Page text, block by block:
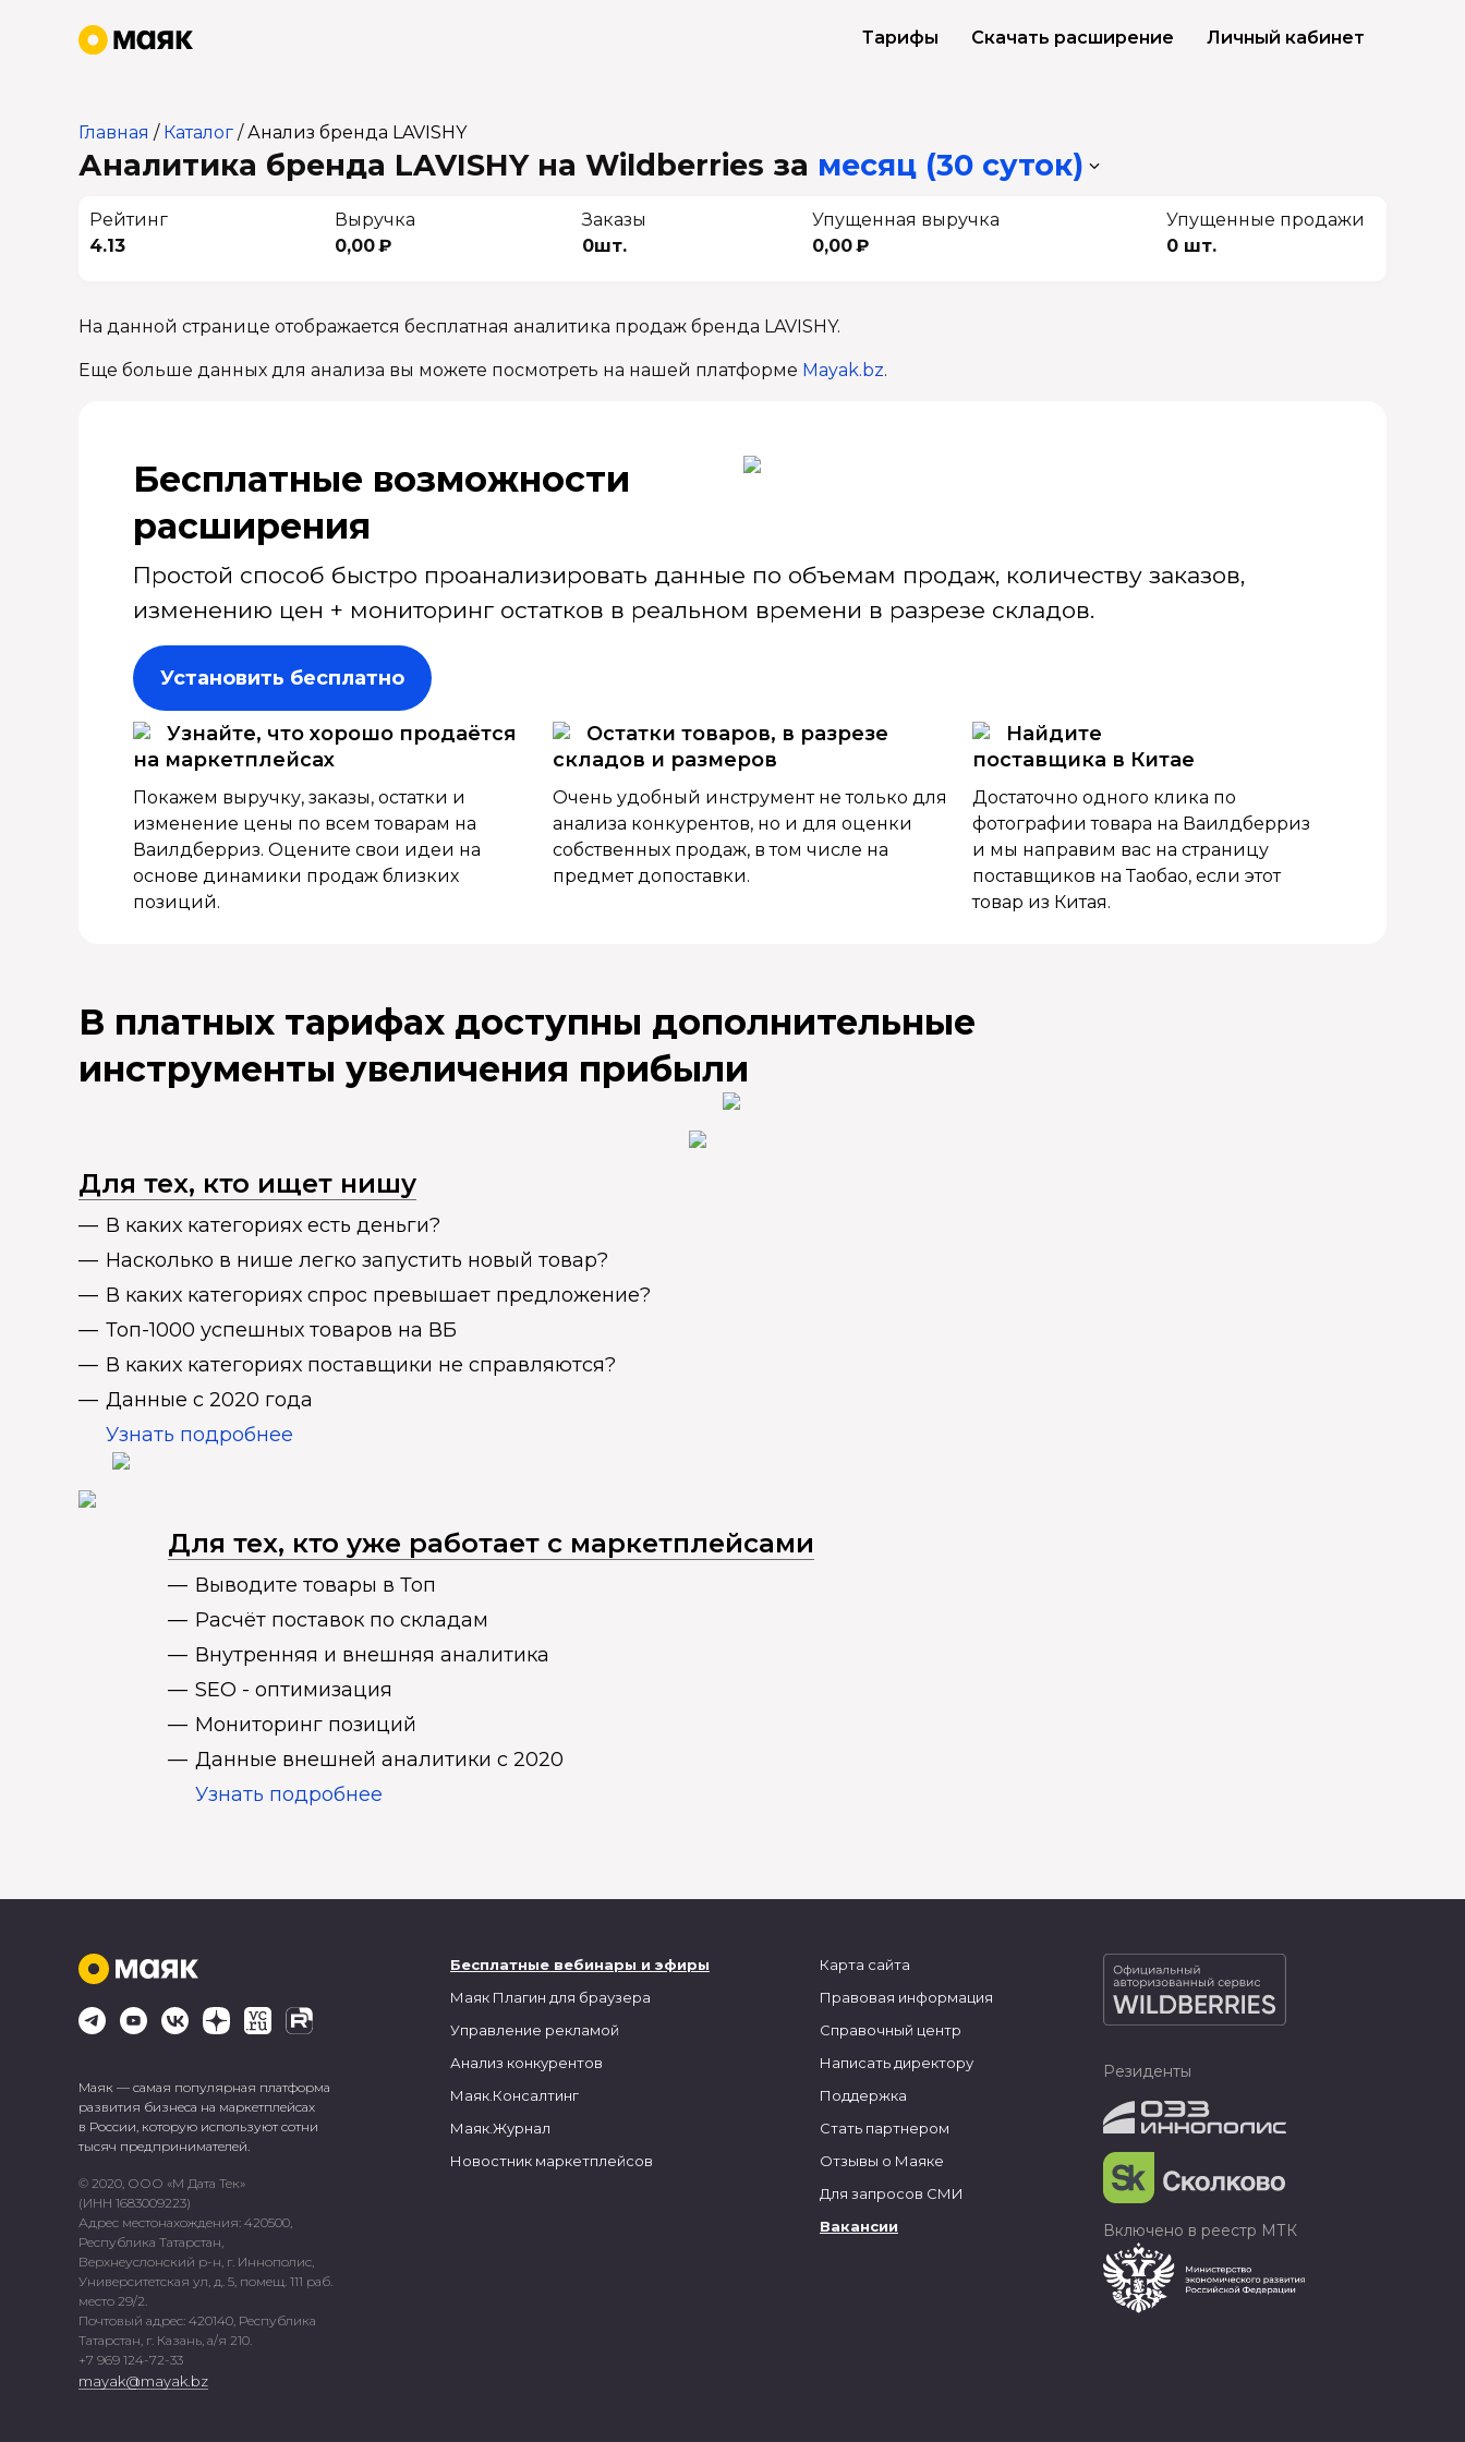
Тарифы Скачать расширение Личный кабинет
Главная / Каталог /Анализ бренда LAVISHY
Аналитика бренда LAVISHY на Wildberries за месяц (30 суток)
Рейтинг
4.13
Выручка
0,00 ₽
Заказы
0шт.
Упущенная выручка
0,00 ₽
Упущенные продажи
0 шт.
На данной странице отображается бесплатная аналитика продаж бренда LAVISHY.
Еще больше данных для анализа вы можете посмотреть на нашей платформе Mayak.bz.
Бесплатные возмож­ности
расширения
Простой способ быстро проанализировать данные по объемам продаж, количеству заказов,
изменению цен + мониторинг остатков в реальном времени в разрезе складов.
Установить бесплатно
Узнайте, что хорошо продаётся
на маркетплейсах
Покажем выручку, заказы, остатки и
изменение цены по всем товарам на
Ваилдберриз. Оцените свои идеи на
основе динамики продаж близких
позиций.
Остатки товаров, в разрезе
складов и размеров
Очень удобный инструмент не только для
анализа конкурентов, но и для оценки
собственных продаж, в том числе на
предмет допоставки.
Найдите
поставщика в Китае
Достаточно одного клика по
фотографии товара на Ваилдберриз
и мы направим вас на страницу
поставщиков на Таобао, если этот
товар из Китая.
В платных тарифах доступны дополнительные
инструменты увеличения прибыли
Для тех, кто ищет нишу
В каких категориях есть деньги?
Насколько в нише легко запустить новый товар?
В каких категориях спрос превышает предложение?
Топ-1000 успешных товаров на ВБ
В каких категориях поставщики не справляются?
Данные с 2020 года
Узнать подробнее
Для тех, кто уже работает с маркетплейсами
Выводите товары в Топ
Расчёт поставок по складам
Внутренняя и внешняя аналитика
SEO - оптимизация
Мониторинг позиций
Данные внешней аналитики с 2020
Узнать подробнее
Маяк — самая популярная платформа
развития бизнеса на маркетплейсах
в России, которую используют сотни
тысяч предпринимателей.
© 2020, ООО «М Дата Тек»
(ИНН 1683009223)
Адрес местонахождения: 420500,
Республика Татарстан,
Верхнеуслонский р-н, г. Иннополис,
Университетская ул, д. 5, помещ. 111 раб.
место 29/2.
Почтовый адрес: 420140, Республика
Татарстан, г. Казань, а/я 210.
+7 969 124-72-33
mayak@mayak.bz
Бесплатные вебинары и эфиры
Маяк Плагин для браузера
Управление рекламой
Анализ конкурентов
Маяк.Консалтинг
Маяк.Журнал
Новостник маркетплейсов
Карта сайта
Правовая информация
Справочный центр
Написать директору
Поддержка
Стать партнером
Отзывы о Маяке
Для запросов СМИ
Вакансии
Резиденты
Включено в реестр МТК